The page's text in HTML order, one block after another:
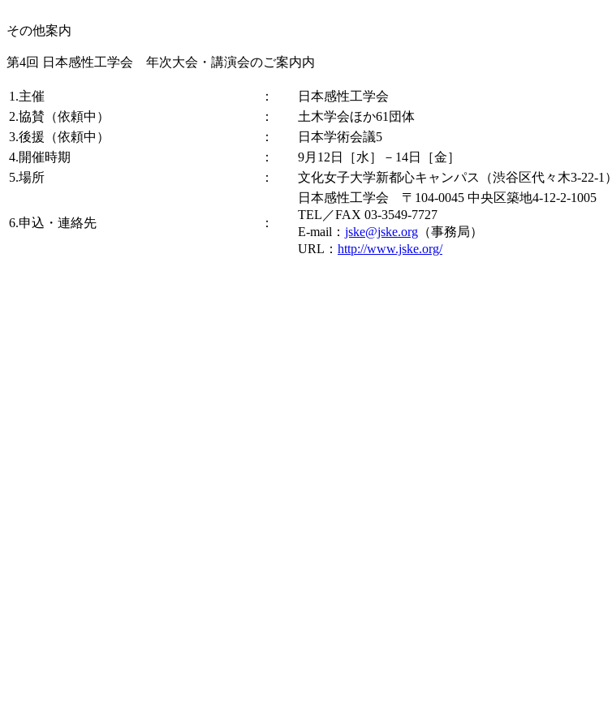
その他案内
第4回 日本感性工学会 年次大会・講演会のご案内内
1.主催 ：
日本感性工学会
2.協賛（依頼中）
：
土木学会ほか61団体
3.後援（依頼中）
：
日本学術会議5
4.開催時期
：
9月12日［水］－14日［金］
5.場所
： 文化女子大学新都心キャンパス（渋谷区代々木3-22-1）
6.申込・連絡先 ：
日本感性工学会 〒104-0045 中央区築地4-12-2-1005
TEL／FAX 03-3549-7727
E-mail： jske@jske.org （事務局）
URL： http://www.jske.org/